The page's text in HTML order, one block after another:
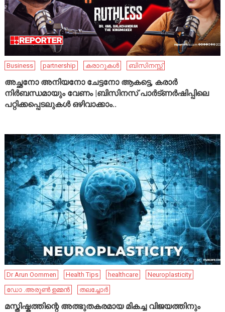
Business partnership കരാറുകൾ ബിസിനസ്സ്
അച്ഛനോ അനിയനോ ചേട്ടനോ ആകട്ടെ, കരാർ
നിർബന്ധമായും വേണം |ബിസിനസ് പാർട്ണർഷിപ്പിലെ
പറ്റിക്കപ്പെടലുകൾ ഒഴിവാക്കാം..
Dr Arun Oommen Health Tips healthcare
Neuroplasticity
ഡോ .അരുൺ ഉമ്മൻ
തലച്ചോർ
മസ്തിഷ്കത്തിന്റെ അത്ഭുതകരമായ മികച്ച വിജയത്തിനും